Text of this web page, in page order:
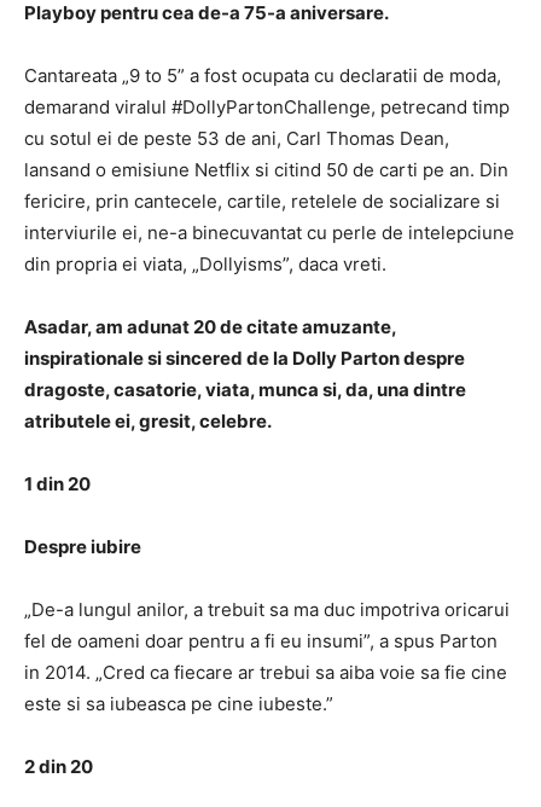
Playboy pentru cea de-a 75-a aniversare.
Cantareata „9 to 5” a fost ocupata cu declaratii de moda,
demarand viralul #DollyPartonChallenge, petrecand timp
cu sotul ei de peste 53 de ani, Carl Thomas Dean,
lansand o emisiune Netflix si citind 50 de carti pe an. Din
fericire, prin cantecele, cartile, retelele de socializare si
interviurile ei, ne-a binecuvantat cu perle de intelepciune
din propria ei viata, „Dollyisms”, daca vreti.
Asadar, am adunat 20 de citate amuzante,
inspirationale si sincered de la Dolly Parton despre
dragoste, casatorie, viata, munca si, da, una dintre
atributele ei, gresit, celebre.
1 din 20
Despre iubire
„De-a lungul anilor, a trebuit sa ma duc impotriva oricarui
fel de oameni doar pentru a fi eu insumi”, a spus Parton
in 2014. „Cred ca fiecare ar trebui sa aiba voie sa fie cine
este si sa iubeasca pe cine iubeste.”
2 din 20